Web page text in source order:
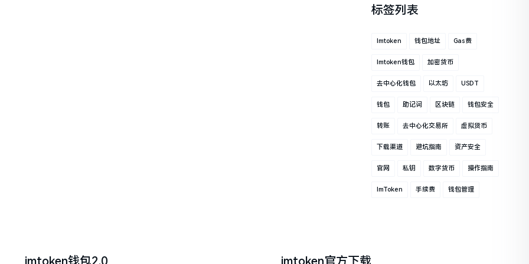
标签列表
Imtoken 钱包地址 Gas费
Imtoken钱包 加密货币
去中心化钱包 以太坊 USDT
钱包 助记词 区块链 钱包安全
转账 去中心化交易所 虚拟货币
下载渠道 避坑指南 资产安全
官网 私钥 数字货币 操作指南
ImToken 手续费 钱包管理